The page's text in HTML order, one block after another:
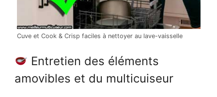
Cuve et Cook & Crisp faciles à nettoyer au lave-vaisselle
Entretien des éléments
amovibles et du multicuiseur